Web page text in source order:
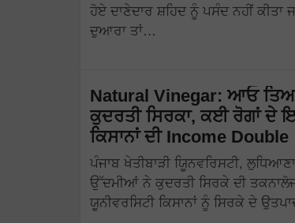
ਹੋਏ ਦਾਣੇਦਾਰ ਸ਼ਹਿਦ ਨੂੰ ਪਸੰਦ ਨਹੀਂ
ਦੁਆਰਾ ਤਾਂ…
Natural Vinegar: ਆਓ
ਕੁਦਰਤੀ ਸਿਰਕਾ, ਕਈ ਰੋਗਾਂ ਦੇ
ਕਿਸਾਨਾਂ ਦੀ Income Double
ਪੰਜਾਬ ਖੇਤੀਬਾੜੀ ਯੂਿਨਵਰਿਸਟੀ,
ਉੱਦਮੀਆਂ ਨੇ ਕੁਦਰਤੀ ਸਿਰਕੇ ਦੀ
ਯੂਨੀਵਰਸਿਟੀ ਕਿਸਾਨਾਂ ਨੂੰ ਸਿਰਕੇ ਦੇ